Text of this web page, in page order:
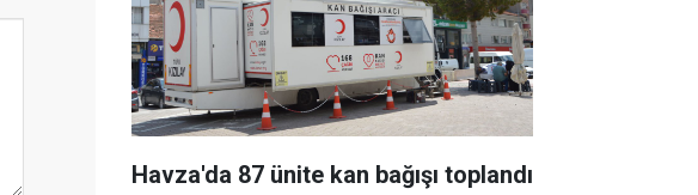
Havza'da 87 ünite kan bağışı toplandı